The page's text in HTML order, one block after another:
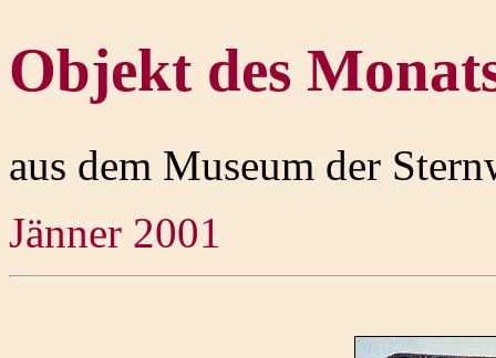
Objekt des
aus dem Museum der
Jänner 2001